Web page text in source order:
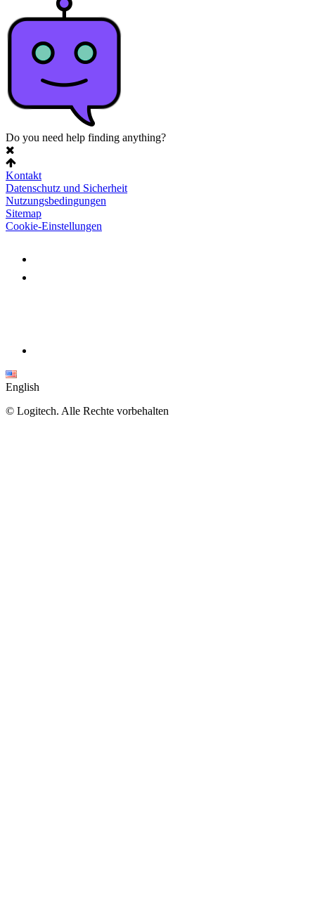
Do you need help finding anything?
Kontakt
Datenschutz und Sicherheit
Nutzungsbedingungen
Sitemap
Cookie-Einstellungen
English
© Logitech. Alle Rechte vorbehalten